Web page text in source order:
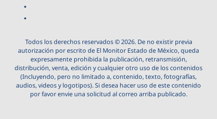
Todos los derechos reservados © 2026. De no existir previa
autorización por escrito de El Monitor Estado de México, queda
expresamente prohibida la publicación, retransmisión,
distribución, venta, edición y cualquier otro uso de los contenidos
(Incluyendo, pero no limitado a, contenido, texto, fotografías,
audios, videos y logotipos). Si desea hacer uso de este contenido
por favor envie una solicitud al correo arriba publicado.